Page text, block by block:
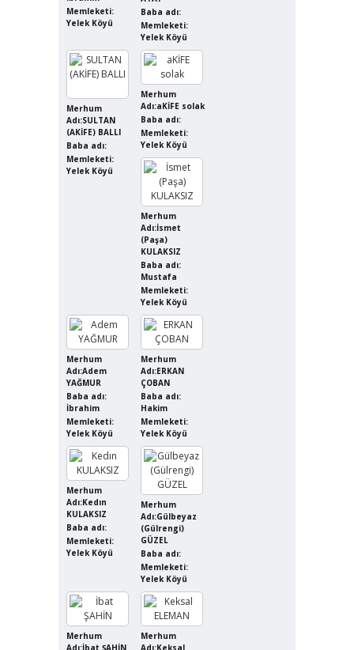
Memleketi:
Yelek Köyü
Baba adı:
Memleketi:
Yelek Köyü
Merhum
Adı:SULTAN
(AKİFE) BALLI
Baba adı:
Memleketi:
Yelek Köyü
Merhum
Adı:aKİFE solak
Baba adı:
Memleketi:
Yelek Köyü
Merhum
Adı:İsmet
(Paşa)
KULAKSIZ
Baba adı:
Mustafa
Memleketi:
Yelek Köyü
Merhum
Adı:Adem
YAĞMUR
Baba adı:
İbrahim
Memleketi:
Yelek Köyü
Merhum
Adı:ERKAN
ÇOBAN
Baba adı:
Hakim
Memleketi:
Yelek Köyü
Merhum
Adı:Kedın
KULAKSIZ
Baba adı:
Memleketi:
Yelek Köyü
Merhum
Adı:Gülbeyaz
(Gülrengi)
GÜZEL
Baba adı:
Memleketi:
Yelek Köyü
Merhum
Adı:İbat ŞAHİN
Merhum
Adı:Keksal